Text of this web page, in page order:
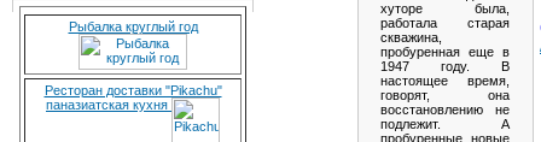
Рыбалка круглый год
Ресторан доставки "Pikachu"
паназиатская кухня
хуторе была,
работала старая
скважина,
пробуренная еще в
1947 году. В
настоящее время,
говорят, она
восстановлению не
подлежит. А
пробуренные новые